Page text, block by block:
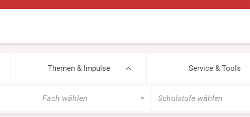
Themen & Impulse Service & Tools
Fach wählen Schulstufe wählen